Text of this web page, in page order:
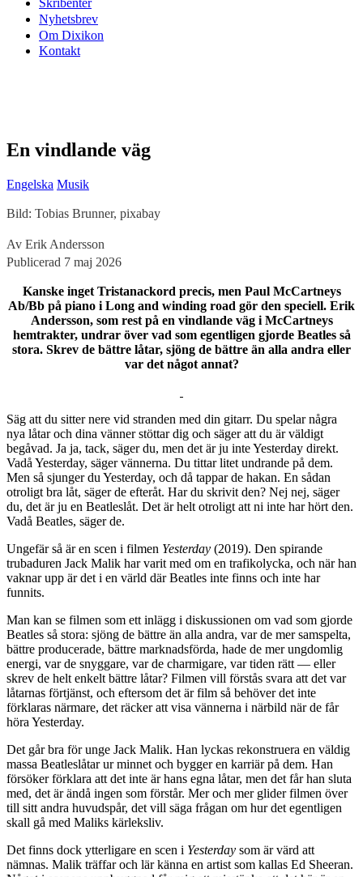
Skribenter
Nyhetsbrev
Om Dixikon
Kontakt
En vindlande väg
Engelska Musik
Bild: Tobias Brunner, pixabay
Av Erik Andersson
Publicerad 7 maj 2026
Kanske inget Tristanackord precis, men Paul McCartneys
Ab/Bb på piano i Long and winding road gör den speciell. Erik
Andersson, som rest på en vindlande väg i McCartneys
hemtrakter, undrar över vad som egentligen gjorde Beatles så
stora. Skrev de bättre låtar, sjöng de bättre än alla andra eller
var det något annat?
Säg att du sitter nere vid stranden med din gitarr. Du spelar några
nya låtar och dina vänner stöttar dig och säger att du är väldigt
begåvad. Ja ja, tack, säger du, men det är ju inte Yesterday direkt.
Vadå Yesterday, säger vännerna. Du tittar litet undrande på dem.
Men så sjunger du Yesterday, och då tappar de hakan. En sådan
otroligt bra låt, säger de efteråt. Har du skrivit den? Nej nej, säger
du, det är ju en Beatleslåt. Det är helt otroligt att ni inte har hört den.
Vadå Beatles, säger de.
Ungefär så är en scen i filmen Yesterday (2019). Den spirande
trubaduren Jack Malik har varit med om en trafikolycka, och när han
vaknar upp är det i en värld där Beatles inte finns och inte har
funnits.
Man kan se filmen som ett inlägg i diskussionen om vad som gjorde
Beatles så stora: sjöng de bättre än alla andra, var de mer samspelta,
bättre producerade, bättre marknadsförda, hade de mer ungdomlig
energi, var de snyggare, var de charmigare, var tiden rätt — eller
skrev de helt enkelt bättre låtar? Filmen vill förstås svara att det var
låtarnas förtjänst, och eftersom det är film så behöver det inte
förklaras närmare, det räcker att visa vännerna i närbild när de får
höra Yesterday.
Det går bra för unge Jack Malik. Han lyckas rekonstruera en väldig
massa Beatleslåtar ur minnet och bygger en karriär på dem. Han
försöker förklara att det inte är hans egna låtar, men det får han sluta
med, det är ändå ingen som förstår. Mer och mer glider filmen över
till sitt andra huvudspår, det vill säga frågan om hur det egentligen
skall gå med Maliks kärleksliv.
Det finns dock ytterligare en scen i Yesterday som är värd att
nämnas. Malik träffar och lär känna en artist som kallas Ed Sheeran.